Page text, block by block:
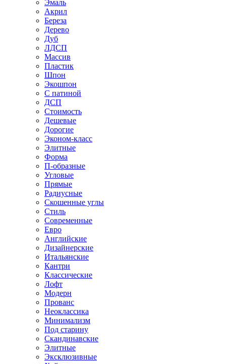
Эмаль
Акрил
Береза
Дерево
Дуб
ЛДСП
Массив
Пластик
Шпон
Экошпон
С патиной
ДСП
Стоимость
Дешевые
Дорогие
Эконом-класс
Элитные
Форма
П-образные
Угловые
Прямые
Радиусные
Скошенные углы
Стиль
Современные
Евро
Английские
Дизайнерские
Итальянские
Кантри
Классические
Лофт
Модерн
Прованс
Неоклассика
Минимализм
Под старину
Скандинавские
Элитные
Эксклюзивные